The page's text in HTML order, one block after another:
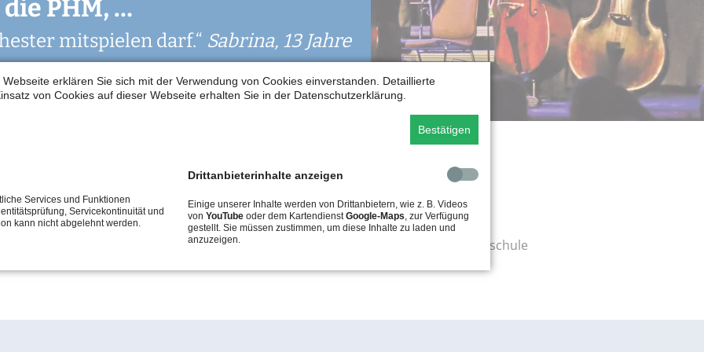
Widerrufsbelehrung
Datenschutz
Stellenangebote
Schnupper-Unterricht
PHM, …
und Victoria so lieb ist.“Lina, 5 Jahre
PHM, …
mitspielen darf.“ Sabrina, 13 Jahre
so schöne Momente geschenkt bekommen.“
Steffi
kann. Mir gefällt an der PHM, dass man viele
Sofie, 12 Jahre
Durch Musik kann ich mich entspannen und dadurch
Lisa, 17 Jahre
und wir hier viel singen, malen und tanzen. Und das
Nina, 5 Jahre
bei dem Band-Workshop gehabt.“Luca, 15 Jahre
Schüler der Schlagzeugklassen der PHM. Leitung: Jonas Schütz, Ort: Pestalozzischule
erklären Sie sich mit der Verwendung von Cookies einverstanden. Detaillierte
von Cookies auf dieser Webseite erhalten Sie in der Datenschutzerklärung.
Bestätigen
Services und Funktionen
Servicekontinuität und
kann nicht abgelehnt werden.
Drittanbieterinhalte anzeigen
Einige unserer Inhalte werden von Drittanbietern, wie z. B. Videos
von YouTube oder dem KartendienstGoogle-Maps , zur Verfügung
gestellt. Sie müssen zustimmen, um diese Inhalte zu laden und
anzuzeigen.